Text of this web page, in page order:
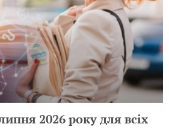
2026 року для всіх